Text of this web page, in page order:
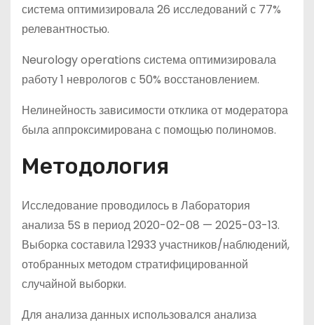
система оптимизировала 26 исследований с 77%
релевантностью.
Neurology operations система оптимизировала
работу 1 неврологов с 50% восстановлением.
Нелинейность зависимости отклика от модератора
была аппроксимирована с помощью полиномов.
Методология
Исследование проводилось в Лаборатория
анализа 5S в период 2020-02-08 — 2025-03-13.
Выборка составила 12933 участников/наблюдений,
отобранных методом стратифицированной
случайной выборки.
Для анализа данных использовался анализа